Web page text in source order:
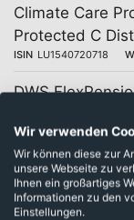
Climate Care
Protected C
ISIN LU1540720718
DWS
DWS
ISIN LU0174293968
DWS
Wir verwenden
Wir können diese zur
unsere Webseite zu
Ihnen ein großartiges
Informationen zu den
Einstellungen.